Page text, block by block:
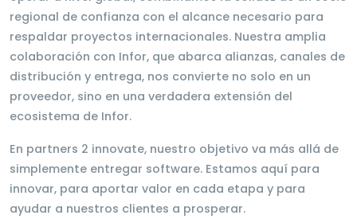
regional de confianza con el alcance necesario para
respaldar proyectos internacionales. Nuestra amplia
colaboración con Infor, que abarca alianzas, canales de
distribución y entrega, nos convierte no solo en un
proveedor, sino en una verdadera extensión del
ecosistema de Infor.
En partners 2 innovate, nuestro objetivo va más allá de
simplemente entregar software. Estamos aquí para
innovar, para aportar valor en cada etapa y para
ayudar a nuestros clientes a prosperar.